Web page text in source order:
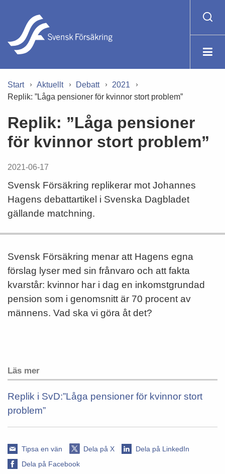
Start Aktuellt Debatt
2021
Replik: ”Låga pensioner för kvinnor stort problem”
Replik: ”Låga pensioner
för kvinnor stort problem”
2021-06-17
Svensk Försäkring replikerar mot Johannes
Hagens debattartikel i Svenska Dagbladet
gällande matchning.
Svensk Försäkring menar att Hagens egna
förslag lyser med sin frånvaro och att fakta
kvarstår: kvinnor har i dag en inkomstgrundad
pension som i genomsnitt är 70 procent av
männens. Vad ska vi göra åt det?
Läs mer
Replik i SvD:”Låga pensioner för kvinnor stort
problem”
Tipsa en vän Dela på X
Dela på LinkedIn
Dela på Facebook